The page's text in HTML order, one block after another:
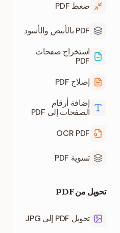
ضغط PDF
PDF بالأبيض والأسود
استخراج صفحات
PDF
إصلاح PDF
إضافة أرقام
الصفحات إلى PDF
OCR PDF
تسوية PDF
تحويل من PDF
تحويل PDF إلى JPG